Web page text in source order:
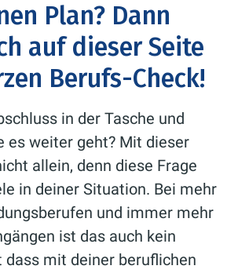
Plan? Dann
auf dieser Seite
Berufs-Check!
in der Tasche und
es weiter geht? Mit dieser
allein, denn diese Frage
in deiner Situation. Bei mehr
und immer mehr
ist das auch kein
dass mit deiner beruflichen